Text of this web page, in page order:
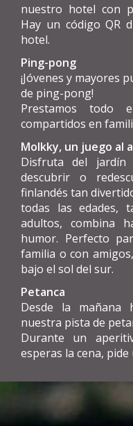
nuestro hotel con
Hay un código QR
hotel.
Ping-pong
¡Jóvenes y mayores
de ping-pong!
Prestamos todo
compartidos en
Molkky, un juego al
Disfruta del jardín
descubrir o
finlandés tan
todas las edades,
adultos, combina
humor. Perfecto
familia o con
bajo el sol del sur.
Petanca
Desde la mañana
nuestra pista de
Durante un
esperas la cena,